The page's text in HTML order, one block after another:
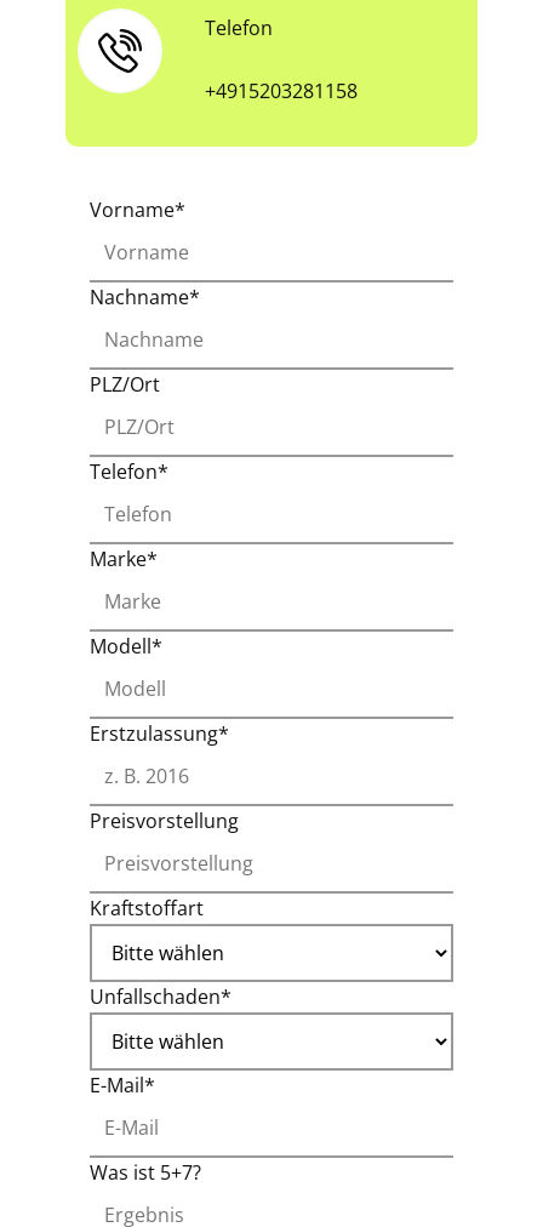
Telefon
+4915203281158
Vorname*
Nachname*
PLZ/Ort
Telefon*
Marke*
Modell*
Erstzulassung*
Preisvorstellung
Kraftstoffart
Unfallschaden*
E-Mail*
Was ist 5+7?